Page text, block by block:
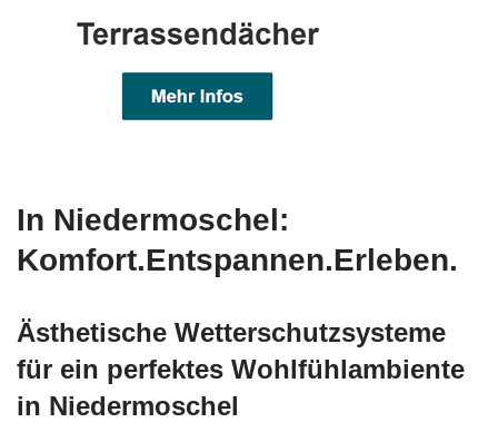
In Niedermoschel:
Komfort.Entspannen.Erleben.
Ästhetische Wetterschutzsysteme
für ein perfektes Wohlfühlambiente
in Niedermoschel